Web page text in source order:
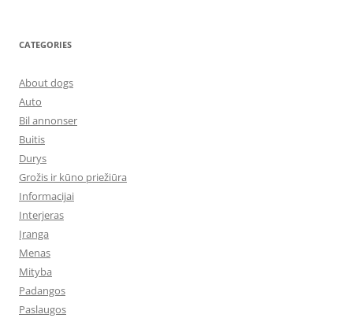
CATEGORIES
About dogs
Auto
Bil annonser
Buitis
Durys
Grožis ir kūno priežiūra
Informacijai
Interjeras
Įranga
Menas
Mityba
Padangos
Paslaugos